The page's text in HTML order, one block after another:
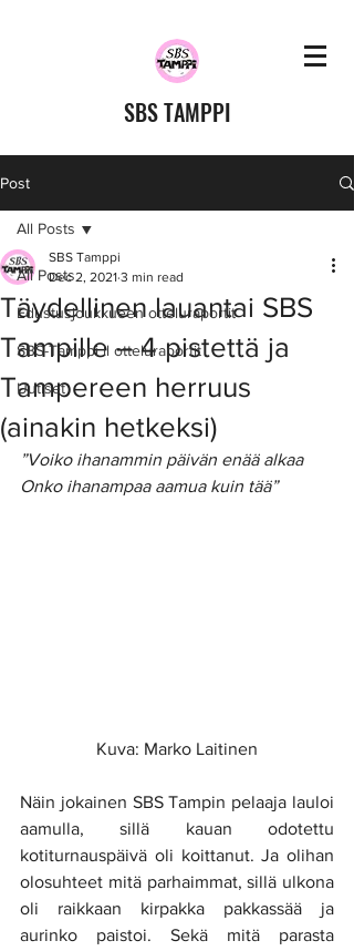
SBS TAMPPI
Post
All Posts
Edustusjoukkueen otteluraportit
SBS-Tamppi ll otteluraportit
Uutiset
All Posts
Täydellinen lauantai SBS
Tampille – 4 pistettä ja
Tampereen herruus
(ainakin hetkeksi)
SBS Tamppi
Dec 2, 2021 3 min read
”Voiko ihanammin päivän enää alkaa
Onko ihanampaa aamua kuin tää”
Kuva: Marko Laitinen
Näin jokainen SBS Tampin pelaaja lauloi
aamulla, sillä kauan odotettu
kotiturnauspäivä oli koittanut. Ja olihan
olosuhteet mitä parhaimmat, sillä ulkona
oli raikkaan kirpakka pakkassää ja
aurinko paistoi. Sekä mitä parasta